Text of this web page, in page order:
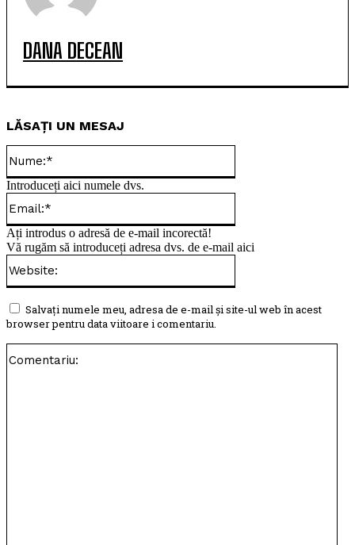
DANA DECEAN
LĂSAȚI UN MESAJ
Introduceți aici numele dvs.
Ați introdus o adresă de e-mail incorectă!
Vă rugăm să introduceți adresa dvs. de e-mail aici
Salvați numele meu, adresa de e-mail și site-ul web în acest
browser pentru data viitoare i comentariu.